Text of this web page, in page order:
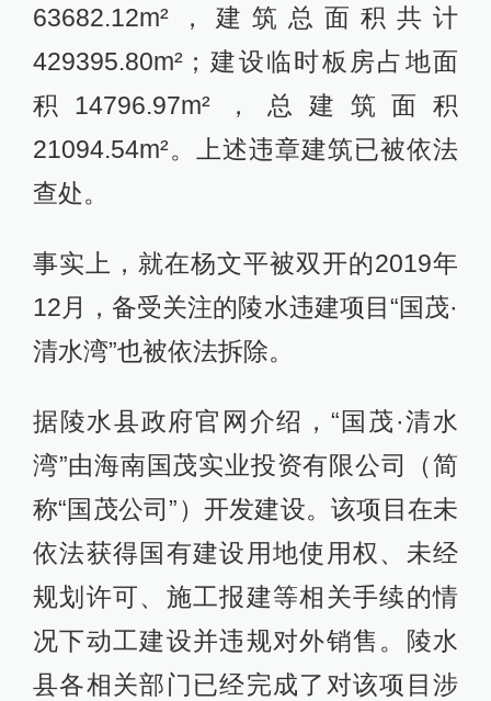
63682.12m²，建筑总面积共计
429395.80m²；建设临时板房占地面
积14796.97m²，总建筑面积
21094.54m²。上述违章建筑已被依法
查处。
事实上，就在杨文平被双开的2019年
12月，备受关注的陵水违建项目“国茂·
清水湾”也被依法拆除。
据陵水县政府官网介绍，“国茂·清水
湾”由海南国茂实业投资有限公司（简
称“国茂公司”）开发建设。该项目在未
依法获得国有建设用地使用权、未经
规划许可、施工报建等相关手续的情
况下动工建设并违规对外销售。陵水
县各相关部门已经完成了对该项目涉